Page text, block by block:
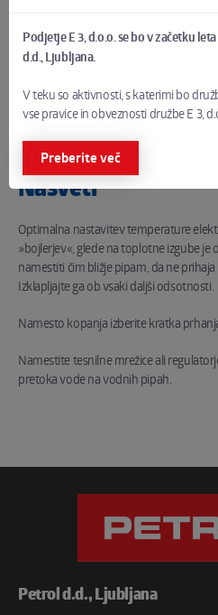
Dejstvo
Če imate električni bojler, vsako minuto
Nasveti
Optimalna nastavitev temperature
»bojlerjev«, glede na toplotne izgube je
namestiti čim bližje pipam, da ne
Izklapljajte ga ob vsaki daljši odsotnosti.
Namesto kopanja izberite kratka
Namestite tesnilne mrežice ali
pretoka vode na vodnih pipah.
Podjetje E 3, d.o.o. se bo v začetku
d.d., Ljubljana.
V teku so aktivnosti, s katerimi bo
vse pravice in obveznosti družbe E 3,
Preberite več
Petrol d.d., Ljubljana